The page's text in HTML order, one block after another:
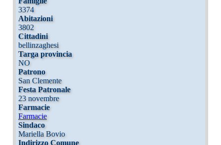
3374
Abitazioni
3802
Cittadini
bellinzaghesi
Targa provincia
NO
Patrono
San Clemente
Festa Patronale
23 novembre
Farmacie
Farmacie
Sindaco
Mariella Bovio
Indirizzo Comune